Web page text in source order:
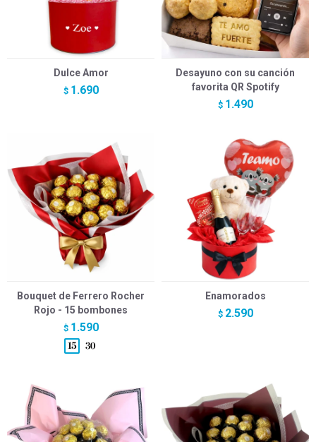
Dulce Amor
$ 1.690
Desayuno con su canción
favorita QR Spotify
$ 1.490
Bouquet de Ferrero Rocher
Rojo - 15 bombones
$ 1.590
Enamorados
$ 2.590